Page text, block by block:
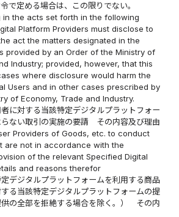
で定める場合は、この限りでない。
in the acts set forth in the following
Platform Providers must disclose to
act the matters designated in the
provided by an Order of the Ministry of
Industry; provided, however, that this
where disclosure would harm the
Users and in other cases prescribed by
of Economy, Trade and Industry.
に対する当該特定デジタルプラットフォー
らない取引の実施の要請 その内容及び理由
Providers of Goods, etc. to conduct
are not in accordance with the
of the relevant Specified Digital
and reasons therefor
デジタルプラットフォームを利用する商品
る当該特定デジタルプラットフォームの提
の全部を拒絶する場合を除く。） その内